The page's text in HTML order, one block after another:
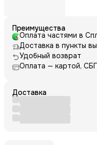
Преимущества
Оплата частями в
Доставка в пункты
Удобный возврат
Оплата — картой,
Доставка